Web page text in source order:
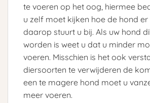
te voeren op het oog, hiermee
u zelf moet kijken hoe de hond er
daarop stuurt u bij. Als uw hond
worden is weet u dat u minder
voeren. Misschien is het ook
diersoorten te verwijderen de
een te magere hond moet u
meer voeren.